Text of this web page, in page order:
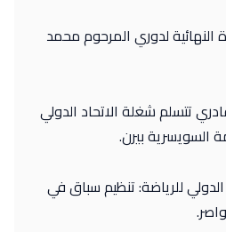
النهائية لدوري المرحوم محمد
تتسلم شغلة الاتحاد الدولي
السويسرية بيرن.
للرياضة: تنظيم سباق في